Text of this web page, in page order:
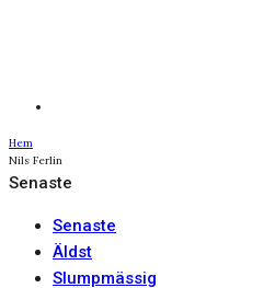
Hem
Nils Ferlin
Senaste
Senaste
Äldst
Slumpmässig